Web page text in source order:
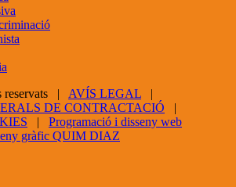
reservats | AVÍS LEGAL |
DE CONTRACTACIÓ |
| Programació i disseny web
gràfic QUIM DIAZ